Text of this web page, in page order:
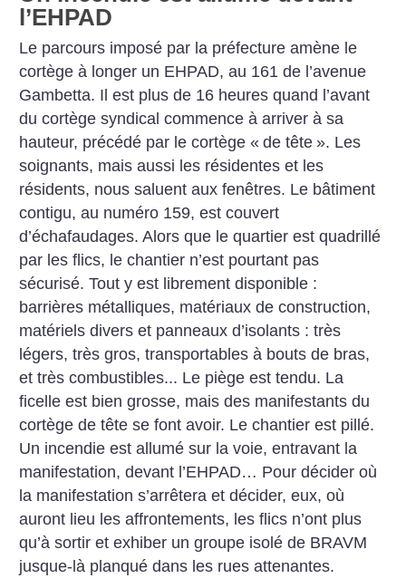
l’EHPAD
Le parcours imposé par la préfecture amène le
cortège à longer un EHPAD, au 161 de l’avenue
Gambetta. Il est plus de 16 heures quand l’avant
du cortège syndical commence à arriver à sa
hauteur, précédé par le cortège « de tête ». Les
soignants, mais aussi les résidentes et les
résidents, nous saluent aux fenêtres. Le bâtiment
contigu, au numéro 159, est couvert
d’échafaudages. Alors que le quartier est quadrillé
par les flics, le chantier n’est pourtant pas
sécurisé. Tout y est librement disponible :
barrières métalliques, matériaux de construction,
matériels divers et panneaux d’isolants : très
légers, très gros, transportables à bouts de bras,
et très combustibles... Le piège est tendu. La
ficelle est bien grosse, mais des manifestants du
cortège de tête se font avoir. Le chantier est pillé.
Un incendie est allumé sur la voie, entravant la
manifestation, devant l’EHPAD… Pour décider où
la manifestation s’arrêtera et décider, eux, où
auront lieu les affrontements, les flics n’ont plus
qu’à sortir et exhiber un groupe isolé de BRAVM
jusque-là planqué dans les rues attenantes.